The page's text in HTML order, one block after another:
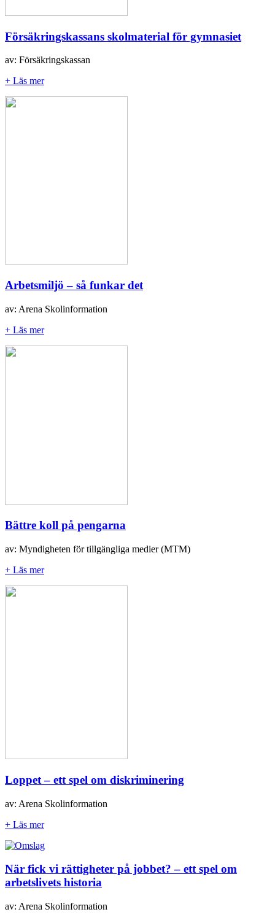
Försäkringskassans skolmaterial för gymnasiet
av: Försäkringskassan
+ Läs mer
Arbetsmiljö – så funkar det
av: Arena Skolinformation
+ Läs mer
Bättre koll på pengarna
av: Myndigheten för tillgängliga medier (MTM)
+ Läs mer
Loppet – ett spel om diskriminering
av: Arena Skolinformation
+ Läs mer
När fick vi rättigheter på jobbet? – ett spel om
arbetslivets historia
av: Arena Skolinformation